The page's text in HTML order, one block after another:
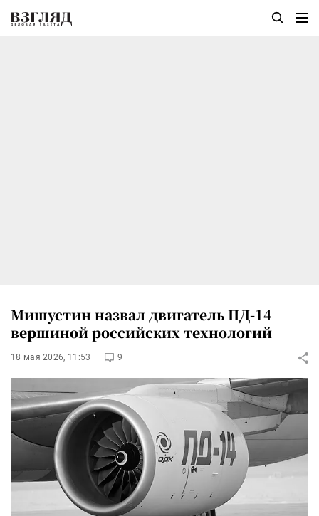
Мишустин назвал двигатель ПД-14
вершиной российских технологий
18 мая 2026, 11:53 9